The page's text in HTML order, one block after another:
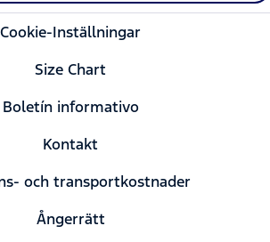
Cookie-Inställningar
Size Chart
Boletín informativo
Kontakt
och transportkostnader
Ångerrätt